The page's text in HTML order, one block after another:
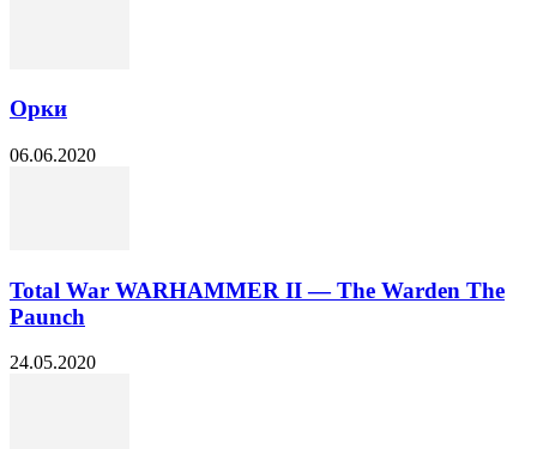
Орки
06.06.2020
Total War WARHAMMER II — The Warden The
Paunch
24.05.2020